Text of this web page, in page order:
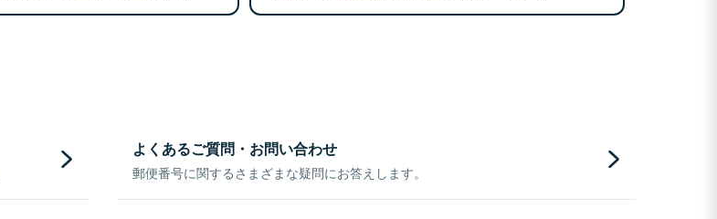
よくあるご質問・お問い合わせ
郵便番号に関するさまざまな疑問にお答えします。